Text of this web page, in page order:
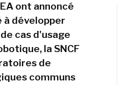
ont annoncé
développer
cas d'usage
la SNCF
de
communs